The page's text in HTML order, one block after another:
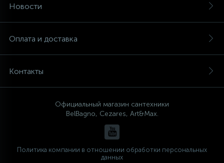
Новости
Оплата и доставка
Контакты
Официальный магазин сантехники
BelBagno, Cezares, Art&Max.
Политика компании в отношении обработки персональных
данных